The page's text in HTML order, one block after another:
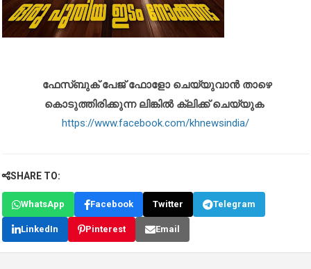
ഫേസ്ബുക് പേജ് ഫോളോ ചെയ്യുവാൻ താഴെ
കൊടുത്തിരിക്കുന്ന ലിങ്കിൽ ക്ലിക്ക് ചെയ്യുക
https://www.facebook.com/khnewsindia/
SHARE TO:
WhatsApp Facebook Twitter Telegram
LinkedIn Pinterest Email